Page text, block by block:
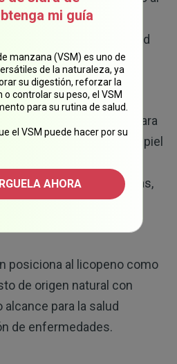
y mitigar la
que es una enfermedad
de las arterias.
sus propiedades
y sus beneficios para
la fertilidad, la salud de la piel
demostrado que el
contra diversas toxinas,
y químicas,
flúor.
posiciona al licopeno como
de origen natural con
para la salud
de enfermedades.
mi guía
manzana (VSM) es uno de
de la naturaleza, ya
su digestión, reforzar la
o controlar su peso, el VSM
para su rutina de salud.
el VSM puede hacer por su
AHORA